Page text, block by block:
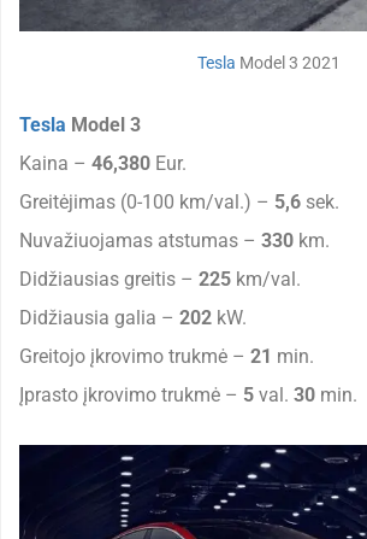
Tesla Model 3 2021
Tesla Model 3
Kaina – 46,380 Eur.
Greitėjimas (0-100 km/val.) – 5,6 sek.
Nuvažiuojamas atstumas – 330 km.
Didžiausias greitis – 225 km/val.
Didžiausia galia – 202 kW.
Greitojo įkrovimo trukmė – 21 min.
Įprasto įkrovimo trukmė – 5 val. 30 min.